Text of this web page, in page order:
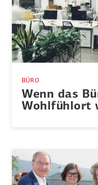
BÜRO
Wenn das
Wohlfühlort